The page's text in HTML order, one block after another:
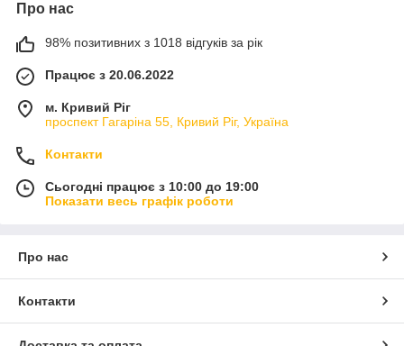
Про нас
98% позитивних з 1018 відгуків за рік
Працює з 20.06.2022
м. Кривий Ріг
проспект Гагаріна 55, Кривий Ріг, Україна
Контакти
Сьогодні працює з 10:00 до 19:00
Показати весь графік роботи
Про нас
Контакти